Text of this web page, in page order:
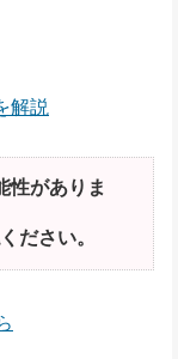
解説
性がありま
ださい。